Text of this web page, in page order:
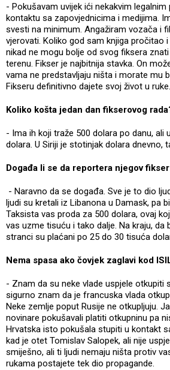
- Pokušavam uvijek ići nekakvim legalnim
kontaktu sa zapovjednicima i medijima.
svesti na minimum. Angažiram vozača i
vjerovati. Koliko god sam knjiga pročitao
nikad ne mogu bolje od svog fiksera
terenu. Fikser je najbitnija stavka. On
vama ne predstavljaju ništa i morate mu
Fikseru definitivno dajete svoj život u ruke.
Koliko košta jedan dan fikserovog
- Ima ih koji traže 500 dolara po danu, ali
dolara. U Siriji je stotinjak dolara dnevno,
Događa li se da reportera njegov
- Naravno da se događa. Sve je to dio
ljudi su kretali iz Libanona u Damask, pa
Taksista vas proda za 500 dolara, ovaj
vas uzme tisuću i tako dalje. Na kraju, da
stranci su plaćani po 25 do 30 tisuća
Nema spasa ako čovjek zaglavi kod
- Znam da su neke vlade uspjele otkupiti
sigurno znam da je francuska vlada
Neke zemlje poput Rusije ne otkupljuju.
novinare pokušavali platiti otkupninu pa
Hrvatska isto pokušala stupiti u kontakt
kad je otet Tomislav Salopek, ali nije
smiješno, ali ti ljudi nemaju ništa protiv
rukama postajete tek dio propagande.